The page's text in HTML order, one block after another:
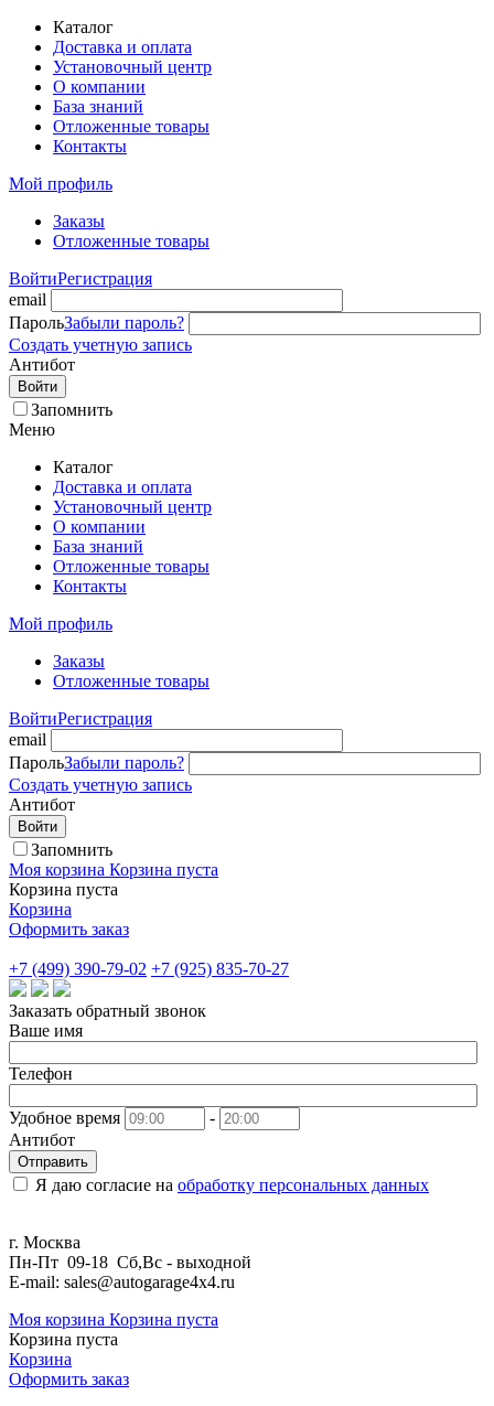
Каталог
Доставка и оплата
Установочный центр
О компании
База знаний
Отложенные товары
Контакты
Мой профиль
Заказы
Отложенные товары
ВойтиРегистрация
email
ПарольЗабыли пароль?
Создать учетную запись
Антибот
Войти
Запомнить
Меню
Каталог
Доставка и оплата
Установочный центр
О компании
База знаний
Отложенные товары
Контакты
Мой профиль
Заказы
Отложенные товары
ВойтиРегистрация
email
ПарольЗабыли пароль?
Создать учетную запись
Антибот
Войти
Запомнить
Моя корзина Корзина пуста
Корзина пуста
Корзина
Оформить заказ
+7 (499) 390-79-02 +7 (925) 835-70-27
Заказать обратный звонок
Ваше имя
Телефон
Удобное время
-
Антибот
Отправить
Я даю согласие на обработку персональных данных
г. Москва
Пн-Пт 09-18 Сб,Вс - выходной
E-mail: sales@autogarage4x4.ru
Моя корзина Корзина пуста
Корзина пуста
Корзина
Оформить заказ